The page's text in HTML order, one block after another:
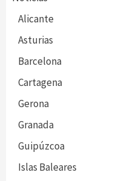
Alicante
Asturias
Barcelona
Cartagena
Gerona
Granada
Guipúzcoa
Islas Baleares